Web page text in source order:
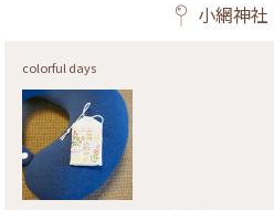
小網神社
colorful days